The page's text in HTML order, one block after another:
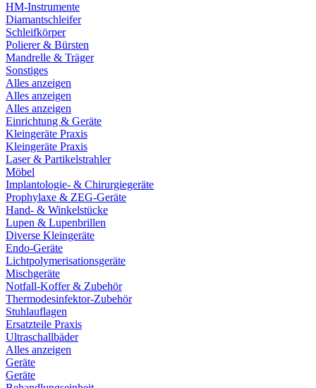
HM-Instrumente
Diamantschleifer
Schleifkörper
Polierer & Bürsten
Mandrelle & Träger
Sonstiges
Alles anzeigen
Alles anzeigen
Alles anzeigen
Einrichtung & Geräte
Kleingeräte Praxis
Kleingeräte Praxis
Laser & Partikelstrahler
Möbel
Implantologie- & Chirurgiegeräte
Prophylaxe & ZEG-Geräte
Hand- & Winkelstücke
Lupen & Lupenbrillen
Diverse Kleingeräte
Endo-Geräte
Lichtpolymerisationsgeräte
Mischgeräte
Notfall-Koffer & Zubehör
Thermodesinfektor-Zubehör
Stuhlauflagen
Ersatzteile Praxis
Ultraschallbäder
Alles anzeigen
Geräte
Geräte